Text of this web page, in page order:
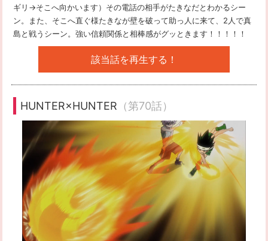
ギリ→そこへ向かいます）その電話の相手がたきなだとわかるシー
ン。また、そこへ直ぐ様たきなが壁を破って助っ人に来て、2人で真
島と戦うシーン。強い信頼関係と相棒感がグッときます！！！！！
該当話を再生する！
HUNTER×HUNTER （第70話）